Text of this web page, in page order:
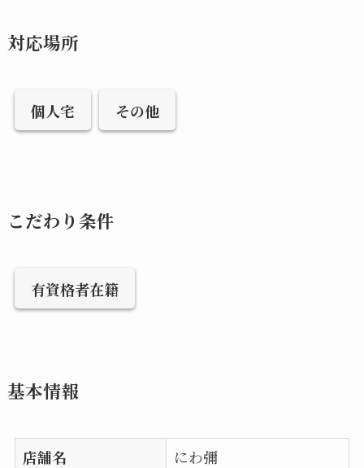
対応場所
個人宅 その他
こだわり条件
有資格者在籍
基本情報
店舗名 にわ彌